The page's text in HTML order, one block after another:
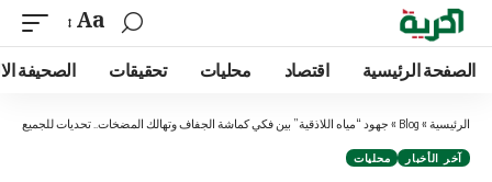
Aa
الصفحة الرئيسية اقتصاد محليات تحقيقات الصحيفة
الرئيسية »
Blog
» جهود “مياه اللاذقية” بين فكي كماشة الجفاف وتهالك المضخات.. تحديات للجميع
آخر الأخبار محليات